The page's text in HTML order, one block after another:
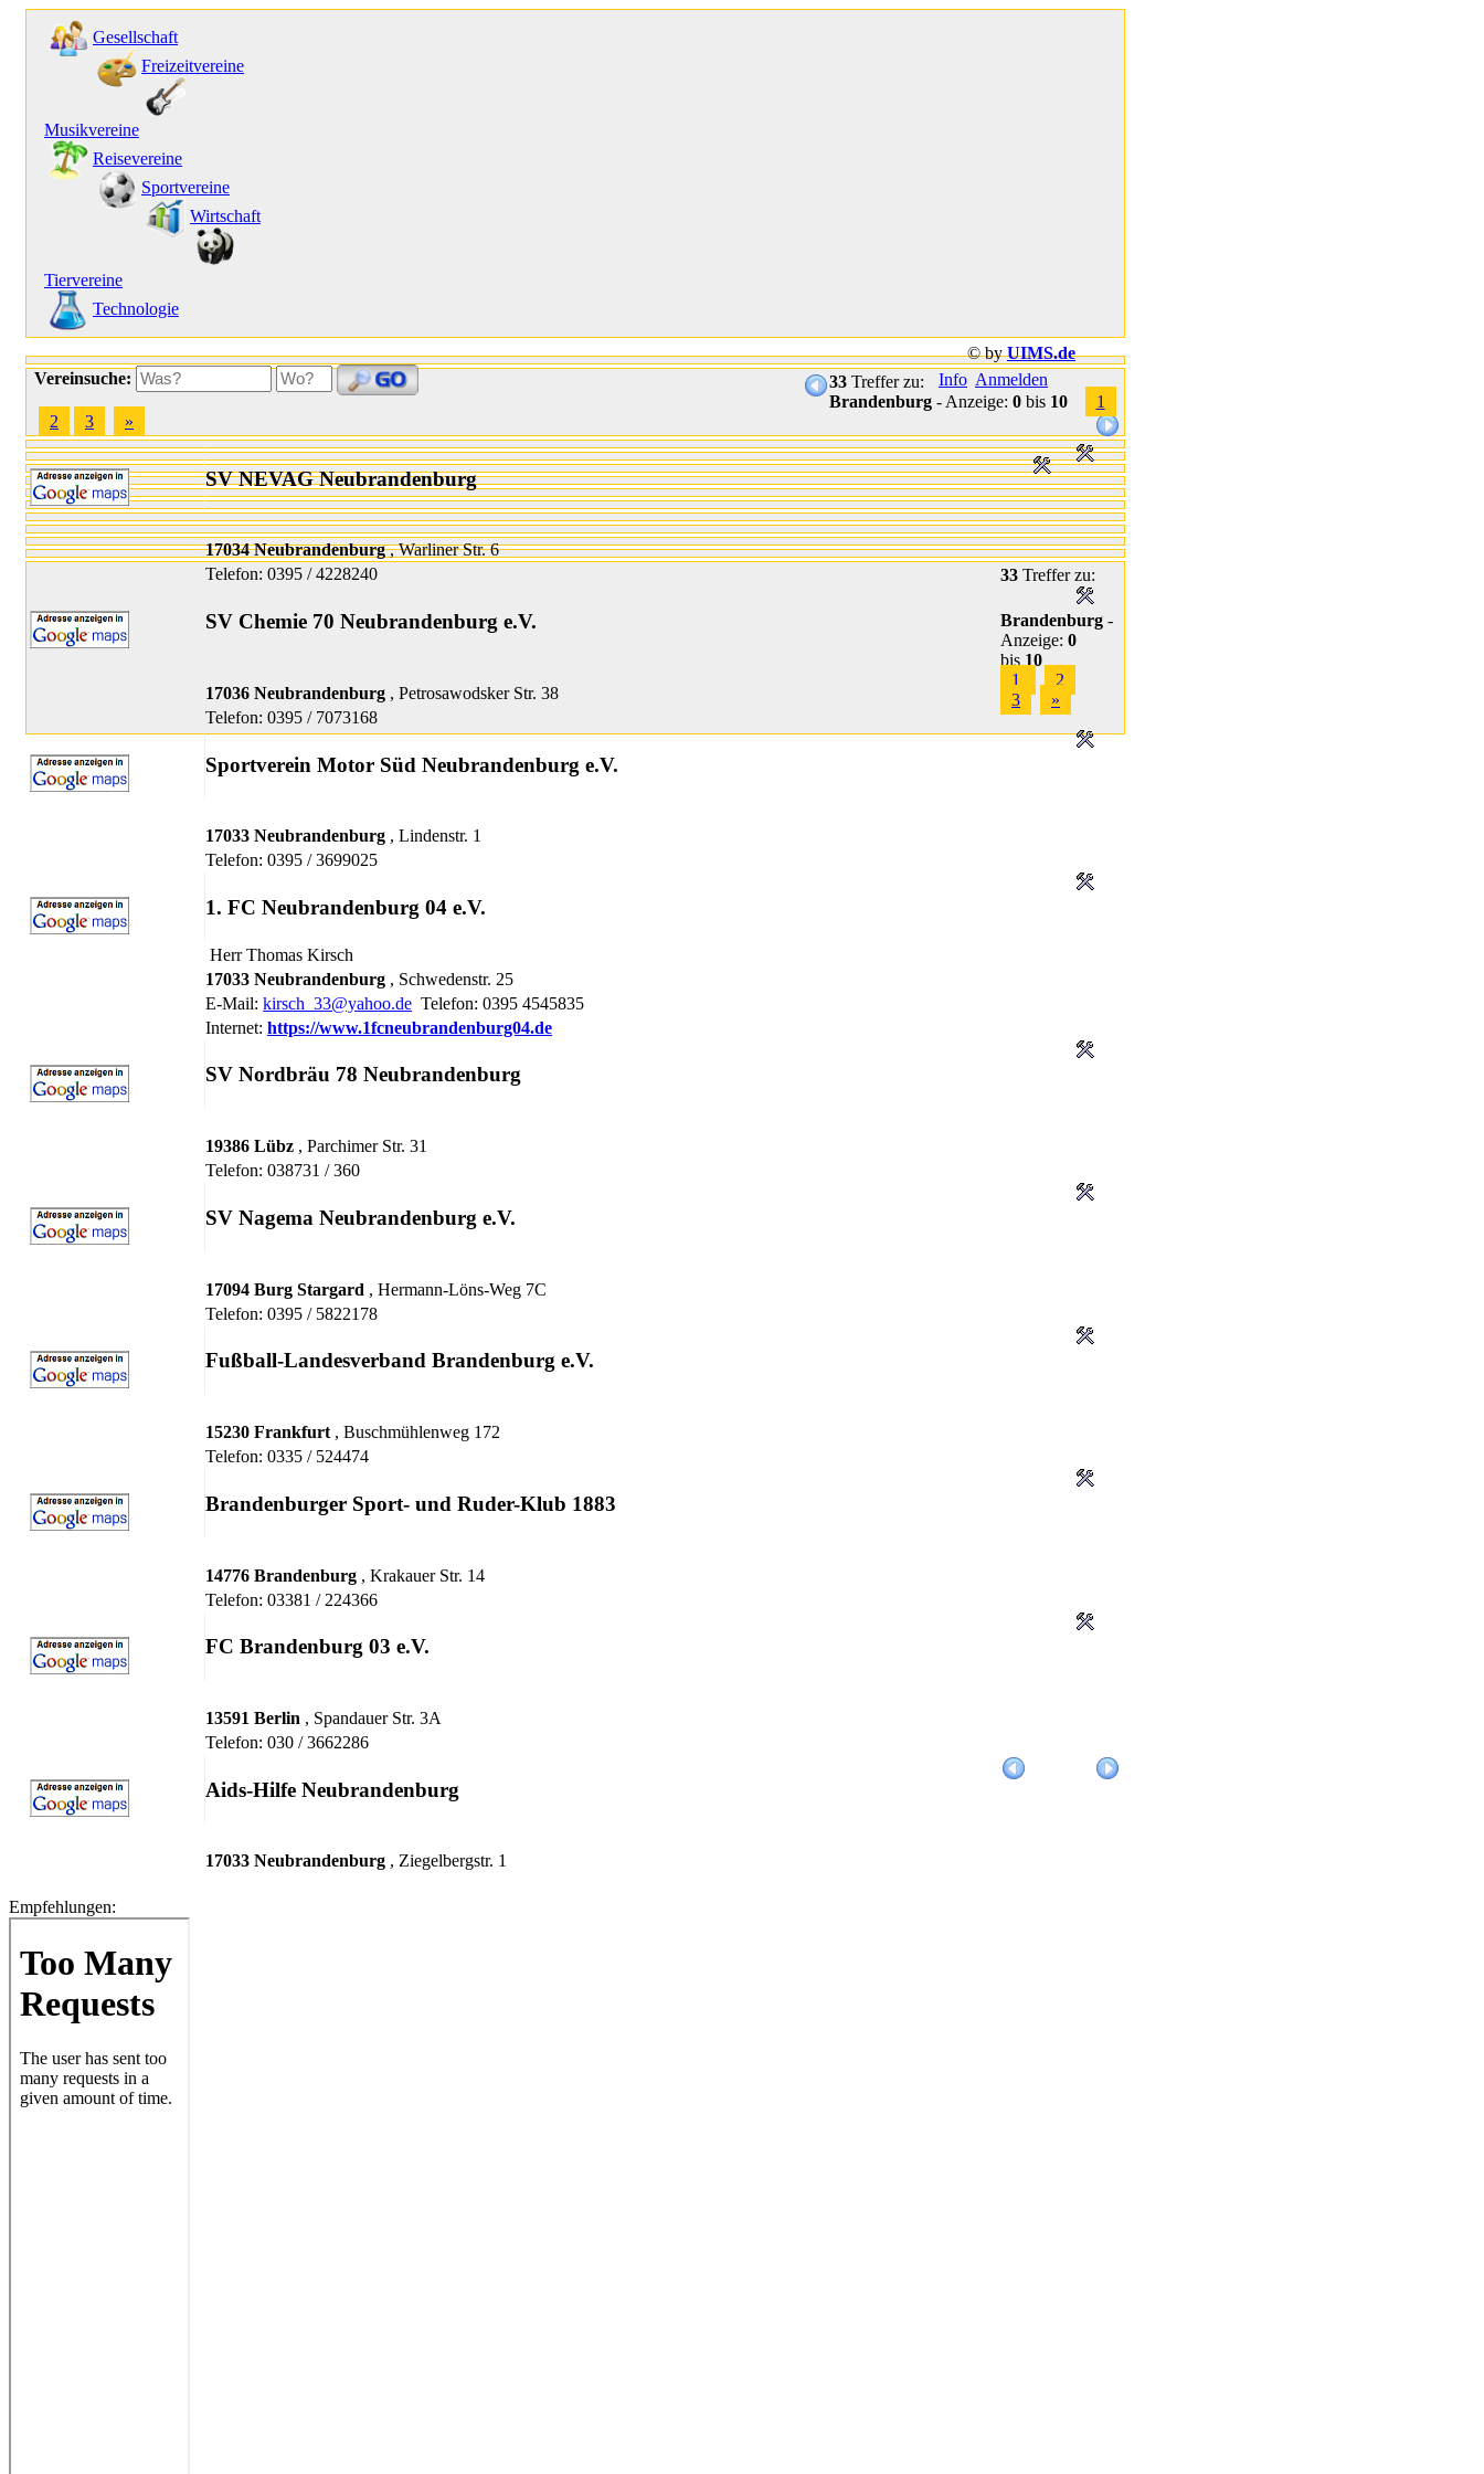
Gesellschaft
Freizeitvereine
Musikvereine
Reisevereine
Sportvereine
Wirtschaft
Tiervereine
Technologie
© byUIMS.de
Vereinsuche:
Info Anmelden
33Treffer zu:
Brandenburg - Anzeige: 0bis 10
1
2
3 »
SV NEVAG Neubrandenburg
17034 Neubrandenburg, Warliner Str. 6
Telefon: 0395 / 4228240
SV Chemie 70 Neubrandenburg e.V.
17036 Neubrandenburg , Petrosawodsker Str. 38
Telefon: 0395 / 7073168
Sportverein Motor Süd Neubrandenburg e.V.
17033 Neubrandenburg , Lindenstr. 1
Telefon: 0395 / 3699025
1. FC Neubrandenburg 04 e.V.
Herr Thomas Kirsch
17033 Neubrandenburg , Schwedenstr. 25
E-Mail:kirsch_33@yahoo.de Telefon: 0395 4545835
Internet:https://www.1fcneubrandenburg04.de
SV Nordbräu 78 Neubrandenburg
19386 Lübz , Parchimer Str. 31
Telefon: 038731 / 360
SV Nagema Neubrandenburg e.V.
17094 Burg Stargard , Hermann-Löns-Weg 7C
Telefon: 0395 / 5822178
Fußball-Landesverband Brandenburg e.V.
15230 Frankfurt , Buschmühlenweg 172
Telefon: 0335 / 524474
Brandenburger Sport- und Ruder-Klub 1883
14776 Brandenburg , Krakauer Str. 14
Telefon: 03381 / 224366
FC Brandenburg 03 e.V.
13591 Berlin , Spandauer Str. 3A
Telefon: 030 / 3662286
Aids-Hilfe Neubrandenburg
17033 Neubrandenburg , Ziegelbergstr. 1
33 Treffer zu:
Brandenburg-
Anzeige:0
bis10
1
2
3
»
Empfehlungen: